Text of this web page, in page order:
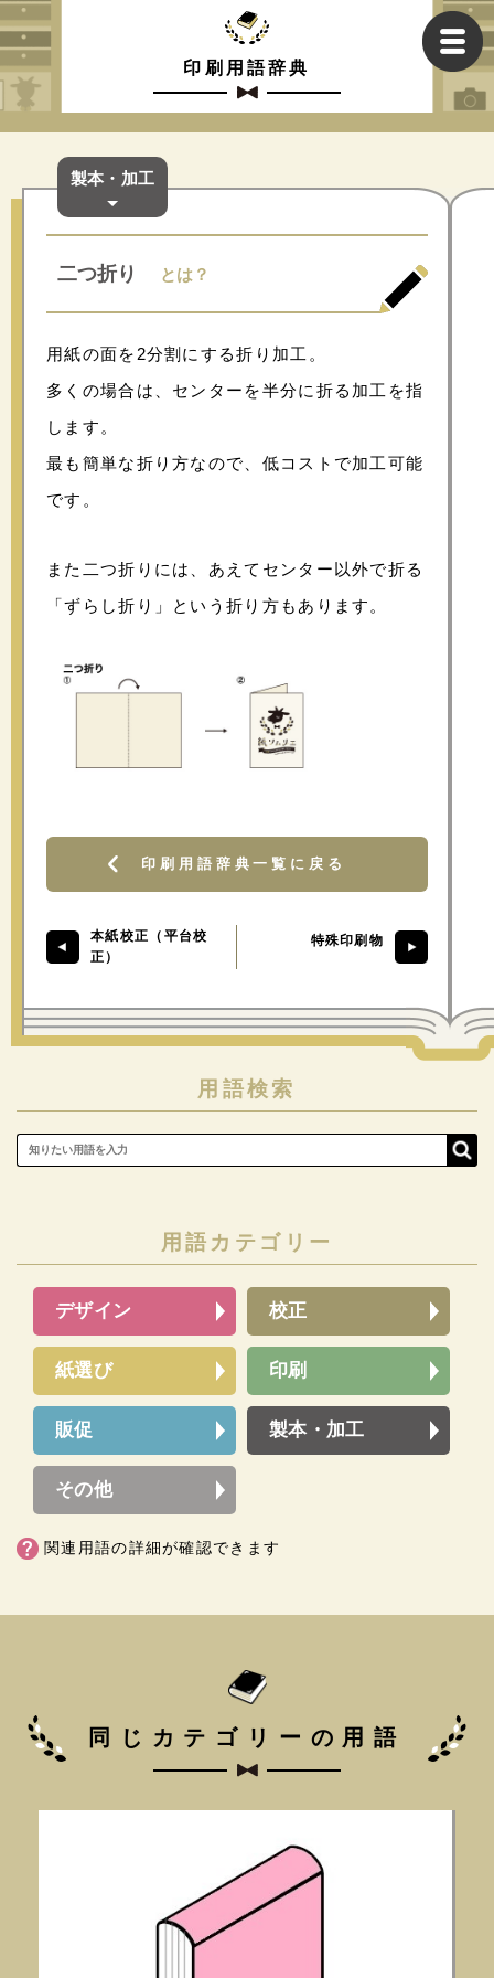
印刷用語辞典
製本・加工
二つ折り とは？
用紙の面を2分割にする折り加工。
多くの場合は、センターを半分に折る加工を指
します。
最も簡単な折り方なので、低コストで加工可能
です。
また二つ折りには、あえてセンター以外で折る
「ずらし折り」という折り方もあります。
印刷用語辞典一覧に戻る
本紙校正（平台校
正）
特殊印刷物
用語検索
用語カテゴリー
デザイン 校正
紙選び 印刷
販促 製本・加工
その他
関連用語の詳細が確認できます
同じカテゴリーの用語